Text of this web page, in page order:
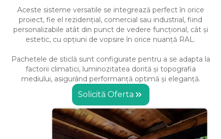
Aceste sisteme versatile se integrează perfect în orice
proiect, fie el rezidențial, comercial sau industrial, fiind
personalizabile atât din punct de vedere funcțional, cât și
estetic, cu opțiuni de vopsire în orice nuanță RAL.
Pachetele de sticlă sunt configurate pentru a se adapta la
factorii climatici, luminozitatea dorită și topografia
mediului, asigurând performanță optimă și eleganță.
Solicită Oferta